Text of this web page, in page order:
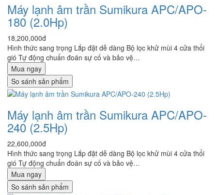
Máy lạnh âm trần Sumikura APC/APO-
180 (2.0Hp)
18,200,000đ
Hình thức sang trọng Lắp đặt dễ dàng Bộ lọc khử mùi 4 cửa thổi
gió Tự động chuẩn đoán sự cố và bảo vệ…
Mua ngay
So sánh sản phẩm
Máy lạnh âm trần Sumikura APC/APO-
240 (2.5Hp)
22,600,000đ
Hình thức sang trọng Lắp đặt dễ dàng Bộ lọc khử mùi 4 cửa thổi
gió Tự động chuẩn đoán sự cố và bảo vệ…
Mua ngay
So sánh sản phẩm